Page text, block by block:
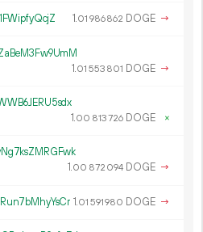
1.01 986862 DOGE →
1.01 553 801 DOGE →
1.00 813726 DOGE ×
1.00 872 094 DOGE →
1.01 591980 DOGE →